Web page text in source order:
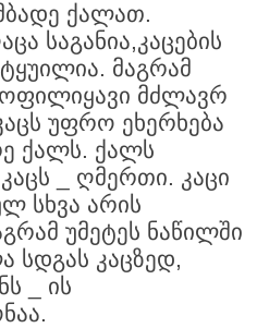
ქალათ.
საგანია,კაცების
მაგრამ
მძლავრ
უფრო ეხერხება
ქალს. ქალს
_ ღმერთი. კაცი
სხვა არის
უმეტეს ნაწილში
კაცზედ,
_ ის